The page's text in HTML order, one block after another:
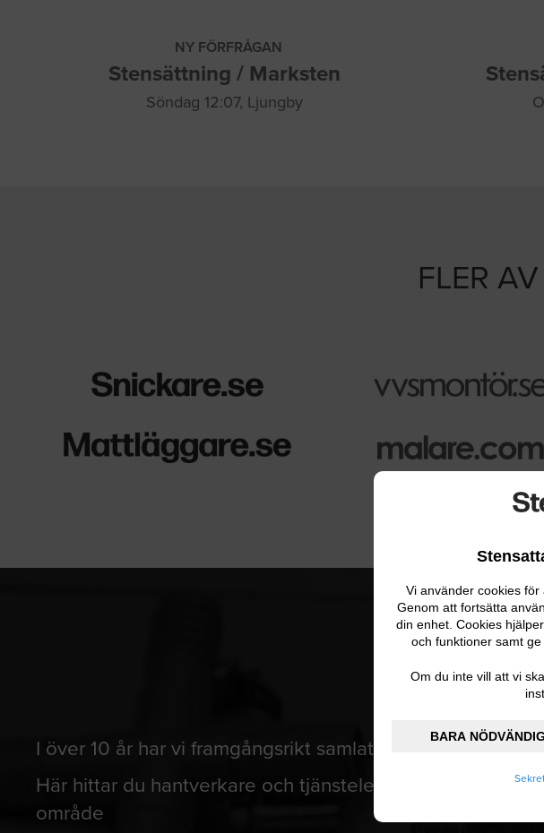
Vi använder cookies för
Genom att fortsätta
din enhet. Cookies
och funktioner samt
Om du inte vill att vi
BARA
NY FÖRFRÅGAN
Stensättning / Marksten
Söndag 12:07, Ljungby
FLER
I över 10 år har vi framgångsrikt samlat kunder och
Här hittar du hantverkare och tjänsteleverantörer från
område